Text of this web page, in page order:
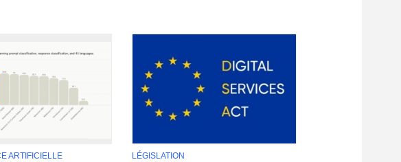
ARTIFICIELLE LÉGISLATION